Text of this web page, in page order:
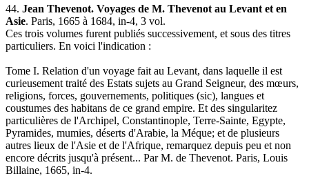
44. Jean Thevenot. Voyages de M. Thevenot au Levant et en
Asie. Paris, 1665 à 1684, in-4, 3 vol.
Ces trois volumes furent publiés successivement, et sous des titres
particuliers. En voici l'indication :
Tome I. Relation d'un voyage fait au Levant, dans laquelle il est
curieusement traité des Estats sujets au Grand Seigneur, des mœurs,
religions, forces, gouvernements, politiques (sic), langues et
coustumes des habitans de ce grand empire. Et des singularitez
particulières de l'Archipel, Constantinople, Terre-Sainte, Egypte,
Pyramides, mumies, déserts d'Arabie, la Méque; et de plusieurs
autres lieux de l'Asie et de l'Afrique, remarquez depuis peu et non
encore décrits jusqu'à présent... Par M. de Thevenot. Paris, Louis
Billaine, 1665, in-4.